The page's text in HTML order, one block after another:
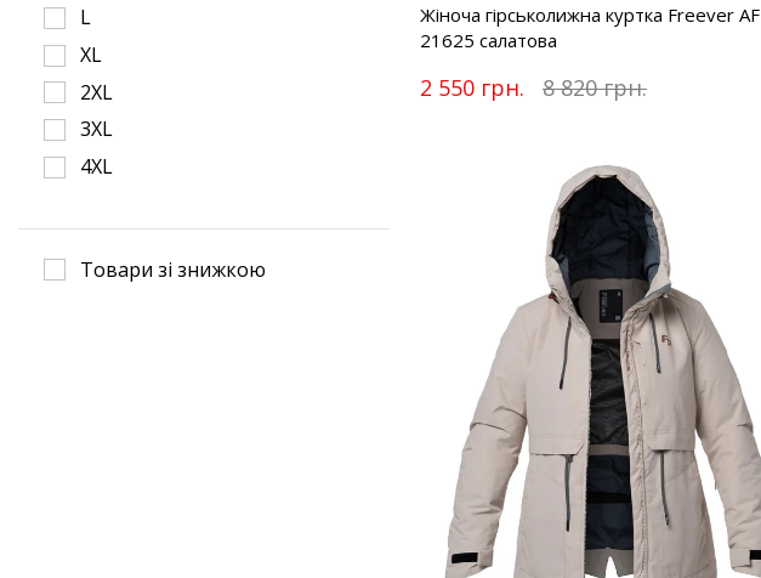
L
XL
2XL
3XL
4XL
Товари зі знижкою
Жіноча гірськолижна куртка Freever AF
21625 салатова
2 550 грн. 8 820 грн.